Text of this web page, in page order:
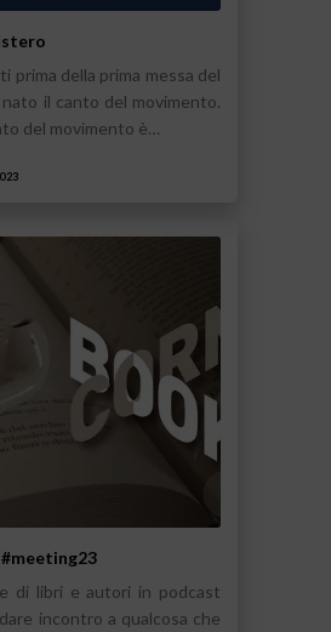
prima della prima messa del
il canto del movimento.
del movimento è…
di libri e autori in podcast
incontro a qualcosa che